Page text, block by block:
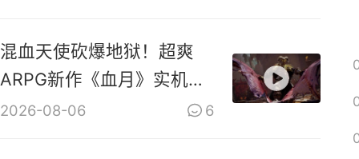
混血天使砍爆地狱！超爽
ARPG新作《血月》实机演
示视频
2026-08-06 6